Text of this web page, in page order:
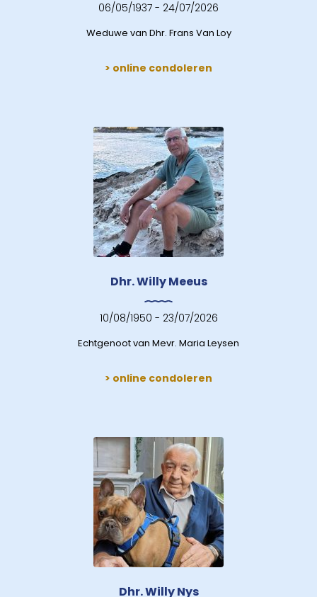
06/05/1937 - 24/07/2026
Weduwe van Dhr. Frans Van Loy
> online condoleren
Dhr. Willy Meeus
10/08/1950 - 23/07/2026
Echtgenoot van Mevr. Maria Leysen
> online condoleren
Dhr. Willy Nys